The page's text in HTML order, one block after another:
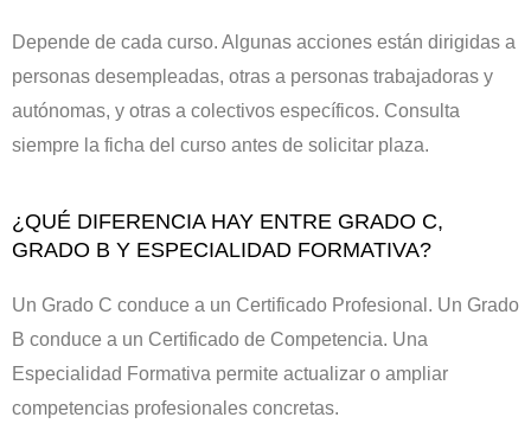
Depende de cada curso. Algunas acciones están dirigidas a
personas desempleadas, otras a personas trabajadoras y
autónomas, y otras a colectivos específicos. Consulta
siempre la ficha del curso antes de solicitar plaza.
¿QUÉ DIFERENCIA HAY ENTRE GRADO C,
GRADO B Y ESPECIALIDAD FORMATIVA?
Un Grado C conduce a un Certificado Profesional. Un Grado
B conduce a un Certificado de Competencia. Una
Especialidad Formativa permite actualizar o ampliar
competencias profesionales concretas.